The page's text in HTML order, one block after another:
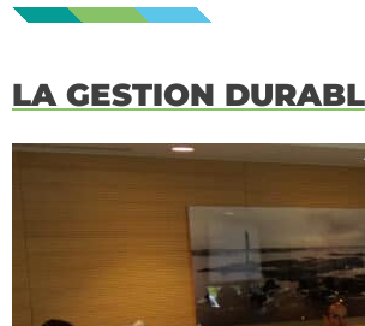
LA GESTION